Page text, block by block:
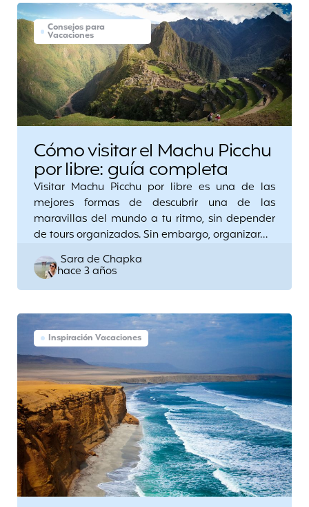
Consejos para
Vacaciones
Cómo visitar el Machu Picchu
por libre: guía completa
Visitar Machu Picchu por libre es una de las
mejores formas de descubrir una de las
maravillas del mundo a tu ritmo, sin depender
de tours organizados. Sin embargo, organizar…
Posted
by
Sara de Chapka
hace 3 años
Inspiración Vacaciones